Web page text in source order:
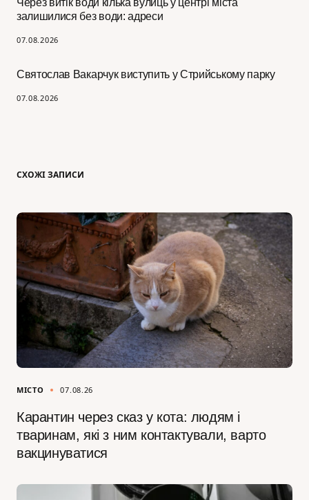
Через витік води кілька вулиць у центрі міста
залишилися без води: адреси
07.08.2026
Святослав Вакарчук виступить у Стрийському парку
07.08.2026
СХОЖІ ЗАПИСИ
МІСТО 07.08.26
Карантин через сказ у кота: людям і
тваринам, які з ним контактували, варто
вакцинуватися